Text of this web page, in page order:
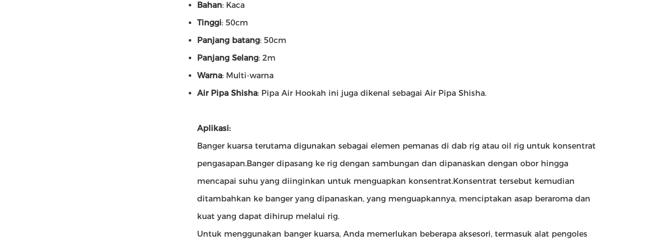
Bahan: Kaca
Tinggi: 50cm
Panjang batang: 50cm
Panjang Selang: 2m
Warna: Multi-warna
Air Pipa Shisha: Pipa Air Hookah ini juga dikenal sebagai Air Pipa Shisha.
Aplikasi:
Banger kuarsa terutama digunakan sebagai elemen pemanas di dab rig atau oil rig untuk konsentrat
pengasapan.Banger dipasang ke rig dengan sambungan dan dipanaskan dengan obor hingga
mencapai suhu yang diinginkan untuk menguapkan konsentrat.Konsentrat tersebut kemudian
ditambahkan ke banger yang dipanaskan, yang menguapkannya, menciptakan asap beraroma dan
kuat yang dapat dihirup melalui rig.
Untuk menggunakan banger kuarsa, Anda memerlukan beberapa aksesori, termasuk alat pengoles